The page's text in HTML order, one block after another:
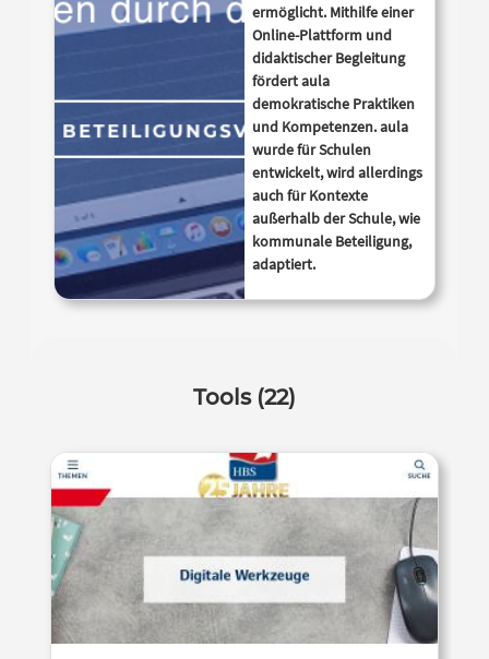
ermöglicht. Mithilfe einer
Online-Plattform und
didaktischer Begleitung
fördert aula
demokratische Praktiken
und Kompetenzen. aula
wurde für Schulen
entwickelt, wird allerdings
auch für Kontexte
außerhalb der Schule, wie
kommunale Beteiligung,
adaptiert.
Tools (22)